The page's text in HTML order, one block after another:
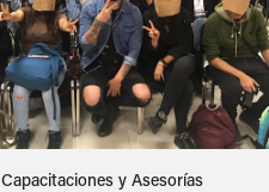
Capacitaciones y Asesorías